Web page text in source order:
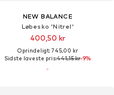
NEW BALANCE
Løbesko 'Nitrel'
400,50 kr
Oprindeligt: 745,00 kr
Sidste laveste pris:441,15 kr-9%